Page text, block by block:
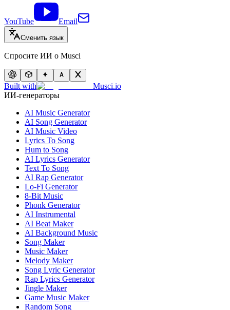
YouTube Email
Сменить язык
Спросите ИИ о Musci
Built with
Musci.io
ИИ-генераторы
AI Music Generator
AI Song Generator
AI Music Video
Lyrics To Song
Hum to Song
AI Lyrics Generator
Text To Song
AI Rap Generator
Lo-Fi Generator
8-Bit Music
Phonk Generator
AI Instrumental
AI Beat Maker
AI Background Music
Song Maker
Music Maker
Melody Maker
Song Lyric Generator
Rap Lyrics Generator
Jingle Maker
Game Music Maker
Random Song